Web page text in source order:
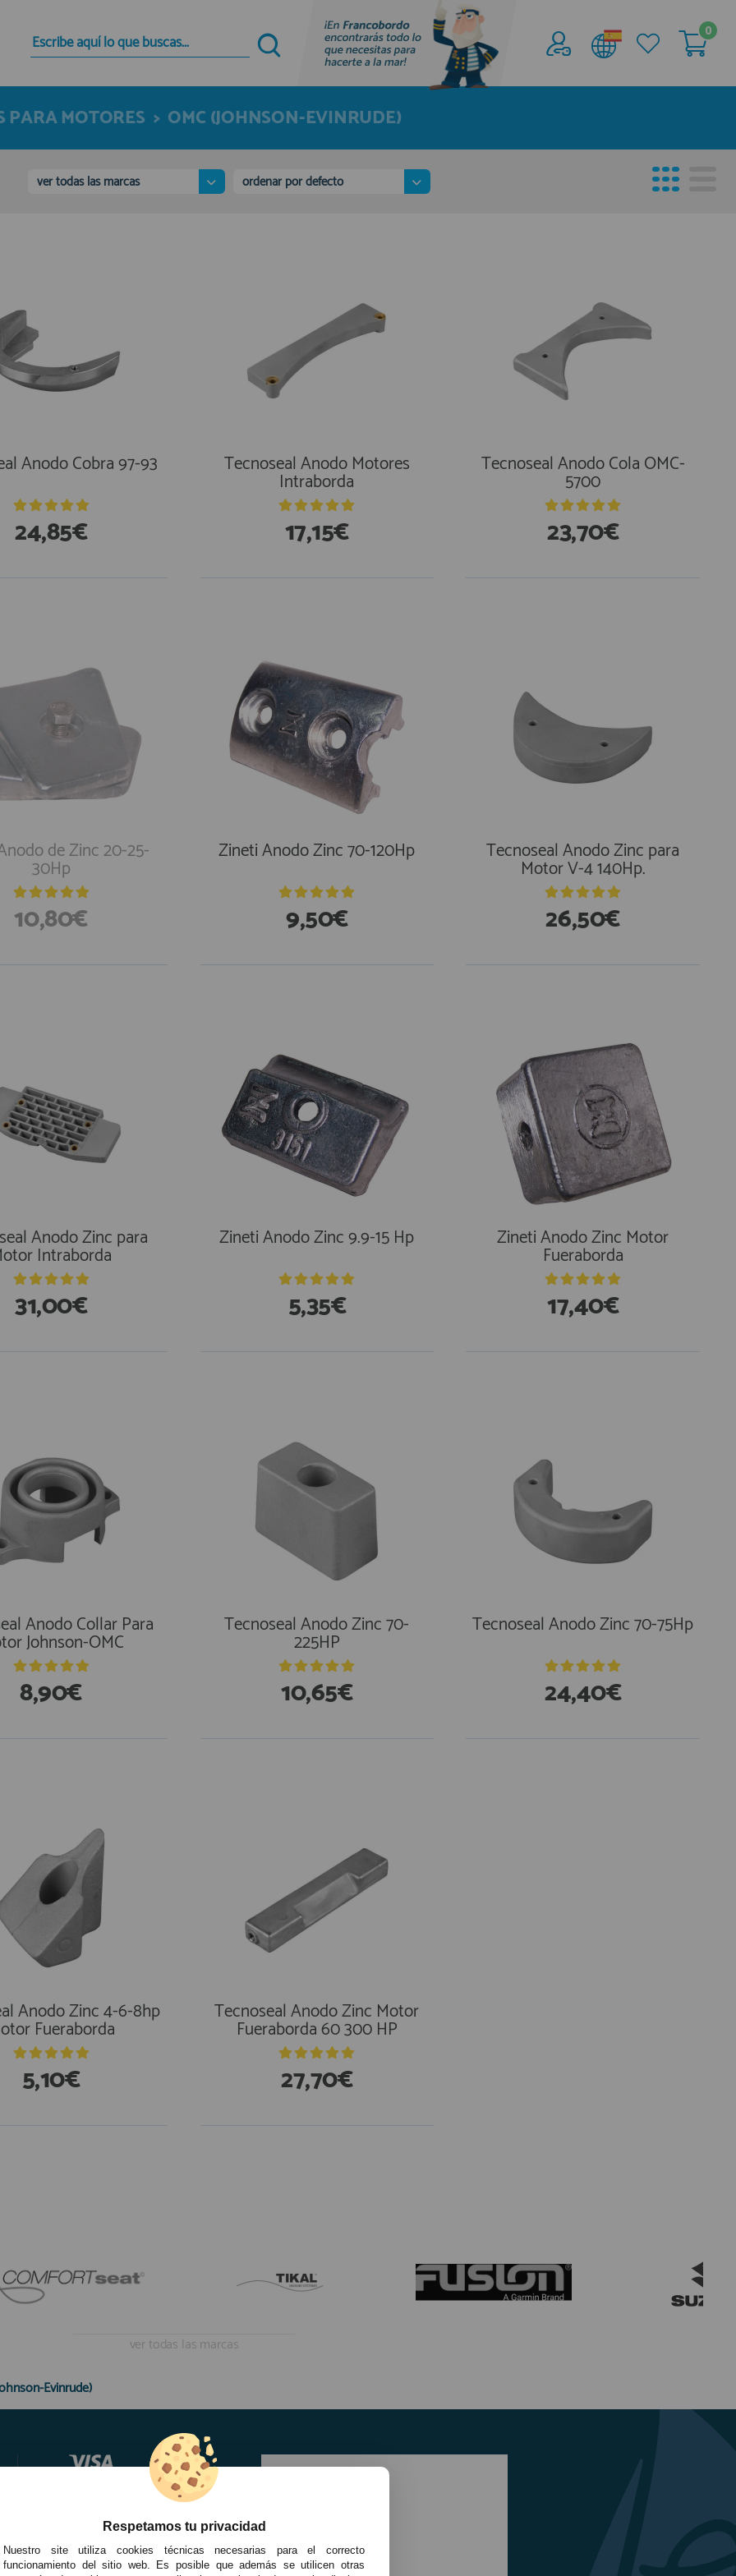
Quiero registrarme
Nuevo cliente
Al crear una cuenta en francobordo.com podrás
tienda virtual, revisar el estado de tus pedidos y
consultar tus operaciones anteriores.
Acceder al
Área profesionales
Únete ya a los mas de de 500 Profesionales de
la Náutica
0
PARA MOTORES > OMC (JOHNSON-EVINRUDE)
ver todas las marcas ordenar por defecto
Anodo Cobra 97-93
24,85€
Tecnoseal Anodo Motores
Intraborda
17,15€
Tecnoseal Anodo Cola OMC-
5700
23,70€
de Zinc 20-25-
30Hp
10,80€
Zineti Anodo Zinc 70-120Hp
9,50€
Tecnoseal Anodo Zinc para
Motor V-4 140Hp.
26,50€
Anodo Zinc para
Intraborda
31,00€
Zineti Anodo Zinc 9.9-15 Hp
5,35€
Zineti Anodo Zinc Motor
Fueraborda
17,40€
Anodo Collar Para
Johnson-OMC
8,90€
Tecnoseal Anodo Zinc 70-
225HP
10,65€
Tecnoseal Anodo Zinc 70-75Hp
24,40€
Anodo Zinc 4-6-8hp
Fueraborda
5,10€
Tecnoseal Anodo Zinc Motor
Fueraborda 60 300 HP
27,70€
ver todas las marcas
Evinrude)
Respetamos tu privacidad
Nuestro site utiliza cookies técnicas necesarias para el correcto
funcionamiento del sitio web. Es posible que además se utilicen otras